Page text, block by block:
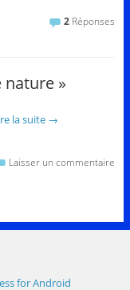
2 Réponses
nature »
la suite →
Laisser un commentaire
for Android